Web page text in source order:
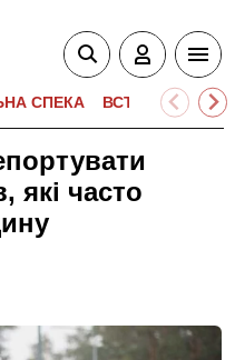
СПЕКА ВСТУПНА
які часто